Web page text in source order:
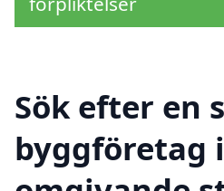
Sök efter en
byggföretag